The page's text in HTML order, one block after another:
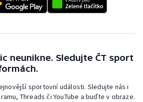
neunikne. Sledujte ČT sport
sportovní události. Sledujte nás i
Threads či YouTube a buďte v obraze.